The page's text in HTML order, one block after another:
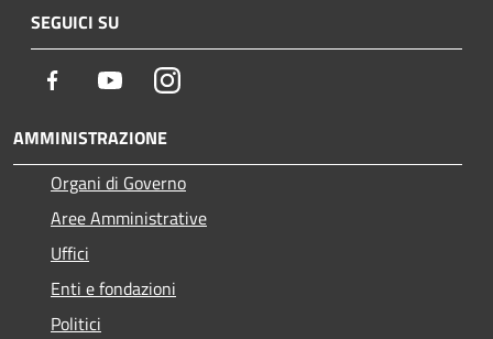
SEGUICI SU
Facebook YoutubeInstagram
AMMINISTRAZIONE
Organi di Governo
Aree Amministrative
Uffici
Enti e fondazioni
Politici